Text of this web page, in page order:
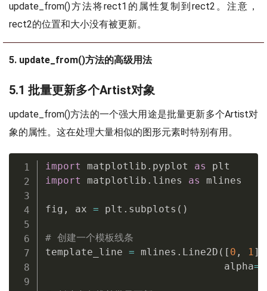
update_from()方法将rect1的属性复制到rect2。注意，
rect2的位置和大小没有被更新。
5. update_from()方法的高级用法
5.1 批量更新多个Artist对象
update_from()方法的一个强大用途是批量更新多个Artist对
象的属性。这在处理大量相似的图形元素时特别有用。
import matplotlib . pyplot as
import matplotlib . lines as mlines
fig , ax = plt . subplots ( )
# 创建一个模板线条
template_line = mlines . Line2D ( [ 0 , 1]
                              alpha
=